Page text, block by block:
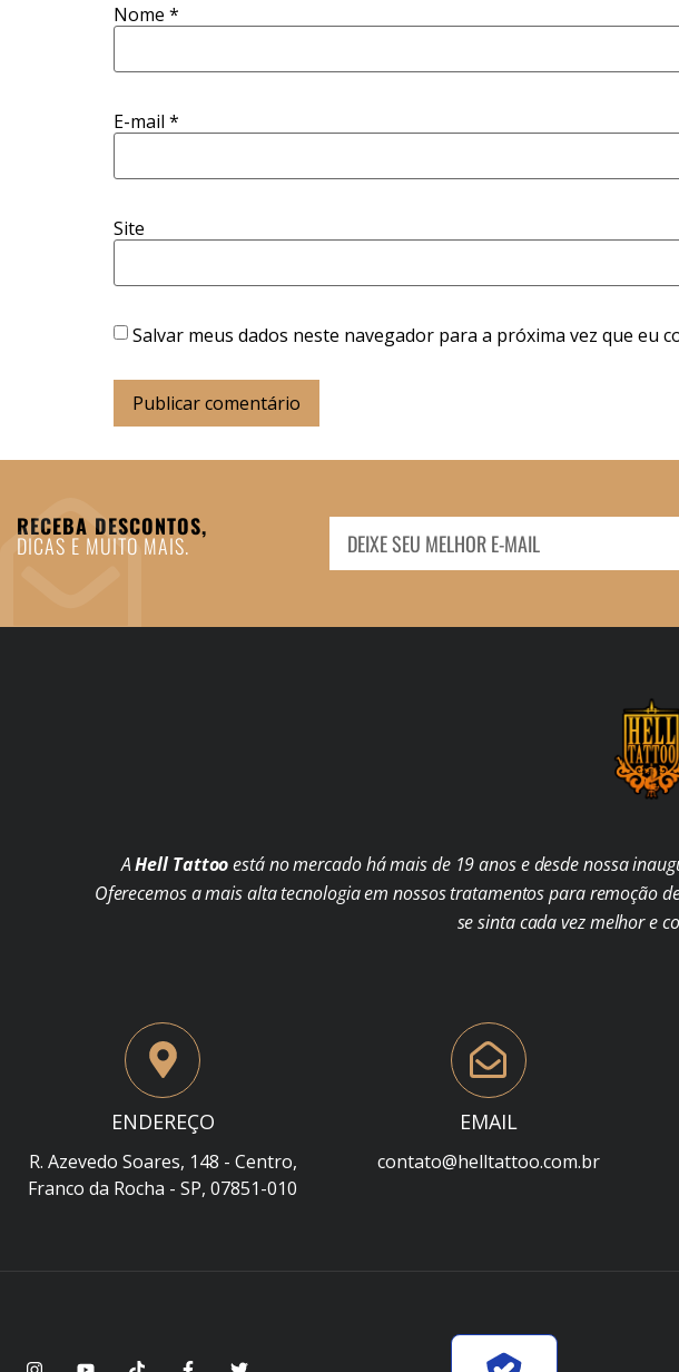
Nome *
E-mail *
Site
Salvar meus dados neste navegador para a próxima vez que eu
RECEBA DESCONTOS,
DICAS E MUITO MAIS.
AHell Tattooestá no mercado há mais de 19 anos e desde nossa
Oferecemos a mais alta tecnologia em nossos tratamentos para remoção
se sinta cada vez melhor e
ENDEREÇO
R. Azevedo Soares, 148 - Centro,
Franco da Rocha - SP, 07851-010
EMAIL
contato@helltattoo.com.br